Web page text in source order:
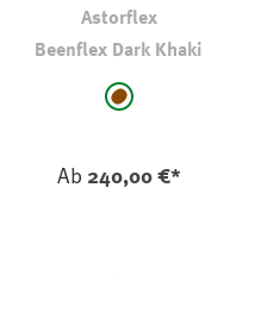
Astorflex
Beenflex Dark Khaki
auswählen
mittelbraun
Ab 240,00 €*